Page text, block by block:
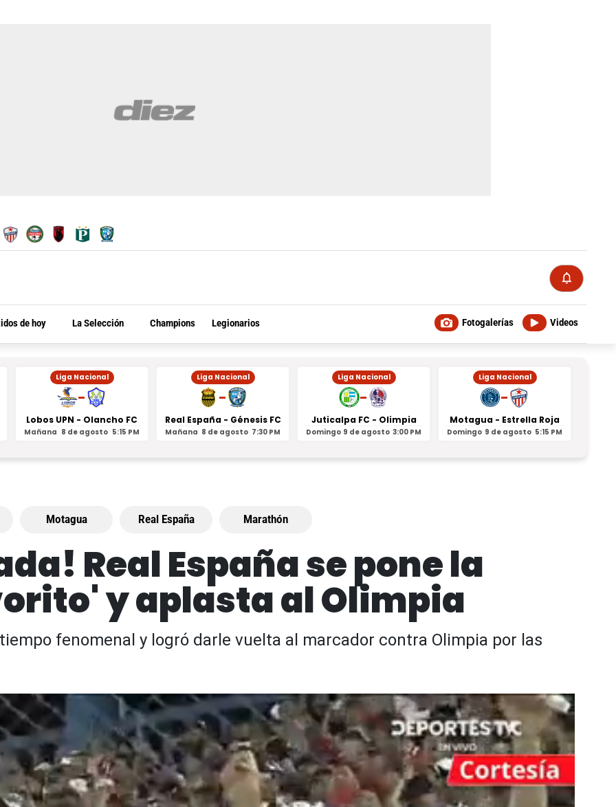
de hoy La Selección Champions Legionarios Videos
Fotogalerías
Liga Nacional
-
Lobos UPN - Olancho FC
Mañana 8 de agosto 5:15 PM
Liga Nacional
-
Real España - Génesis FC
Mañana 8 de agosto 7:30 PM
Liga Nacional
-
Juticalpa FC - Olimpia
Domingo 9 de agosto 3:00 PM
Liga Nacional
-
Motagua - Estrella Roja
Domingo 9 de agosto 5:15 PM
Motagua Real España Marathón
Real España se pone la
y aplasta al Olimpia
fenomenal y logró darle vuelta al marcador contra Olimpia por las